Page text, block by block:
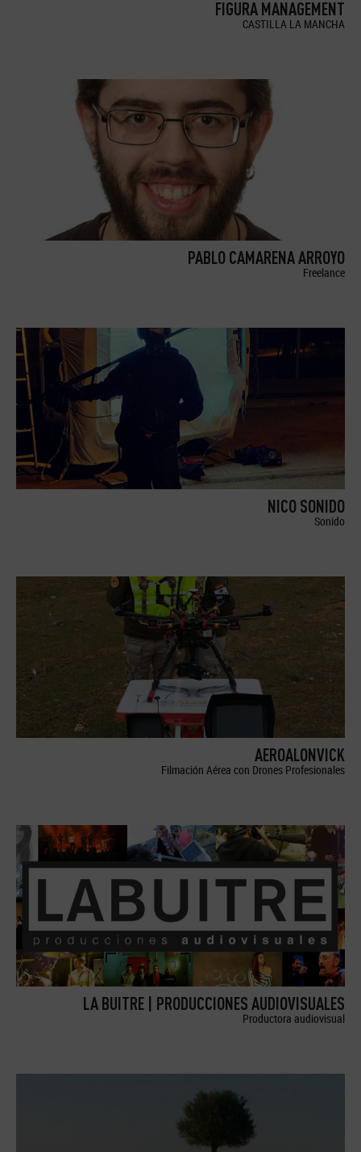
FIGURA MANAGEMENT
CASTILLA LA MANCHA
PABLO CAMARENA ARROYO
Freelance
NICO SONIDO
Sonido
AEROALONVICK
Filmación Aérea con Drones Profesionales
LA BUITRE | PRODUCCIONES AUDIOVISUALES
Productora audiovisual